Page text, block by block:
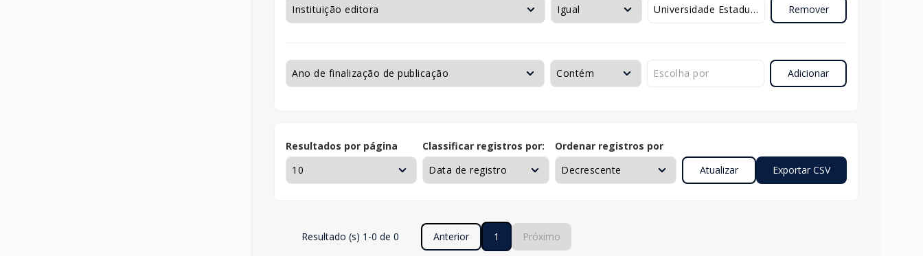
Remover
Adicionar
Resultados por página Classificar registros por: Ordenar registros por
Resultado (s) 1-0 de 0 Anterior 1 Próximo